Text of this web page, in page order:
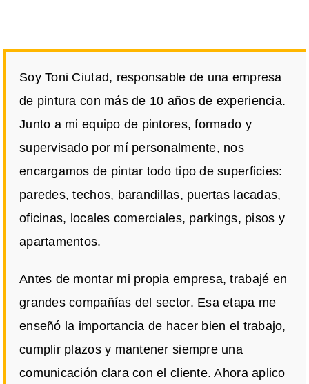
Soy Toni Ciutad, responsable de una empresa
de pintura con más de 10 años de experiencia.
Junto a mi equipo de pintores, formado y
supervisado por mí personalmente, nos
encargamos de pintar todo tipo de superficies:
paredes, techos, barandillas, puertas lacadas,
oficinas, locales comerciales, parkings, pisos y
apartamentos.
Antes de montar mi propia empresa, trabajé en
grandes compañías del sector. Esa etapa me
enseñó la importancia de hacer bien el trabajo,
cumplir plazos y mantener siempre una
comunicación clara con el cliente. Ahora aplico